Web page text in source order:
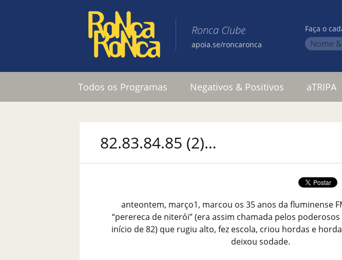
Ronca Clube
apoia.se/roncaronca
Faça o
Todos os Programas Negativos & Positivos aTRIPA
82.83.84.85 (2)…
anteontem, março1, marcou os 35 anos da fluminense
“perereca de niterói” (era assim chamada pelos
início de 82) que rugiu alto, fez escola, criou hordas e
deixou sodade.